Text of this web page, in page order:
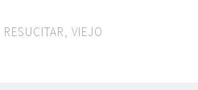
RESUCITAR, VIEJO